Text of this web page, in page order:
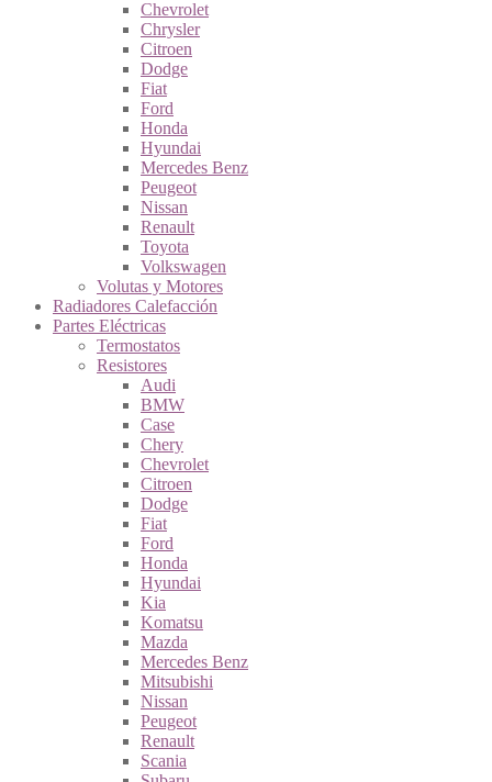
Chevrolet
Chrysler
Citroen
Dodge
Fiat
Ford
Honda
Hyundai
Mercedes Benz
Peugeot
Nissan
Renault
Toyota
Volkswagen
Volutas y Motores
Radiadores Calefacción
Partes Eléctricas
Termostatos
Resistores
Audi
BMW
Case
Chery
Chevrolet
Citroen
Dodge
Fiat
Ford
Honda
Hyundai
Kia
Komatsu
Mazda
Mercedes Benz
Mitsubishi
Nissan
Peugeot
Renault
Scania